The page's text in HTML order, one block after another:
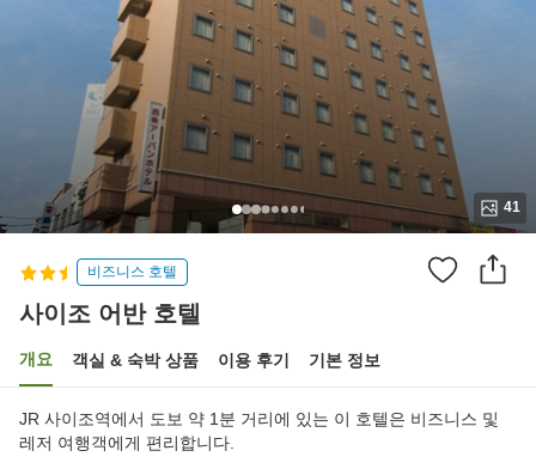
41
비즈니스 호텔
사이조 어반 호텔
개요 객실 & 숙박 상품 이용 후기 기본 정보
JR 사이조역에서 도보 약 1분 거리에 있는 이 호텔은 비즈니스 및
레저 여행객에게 편리합니다.